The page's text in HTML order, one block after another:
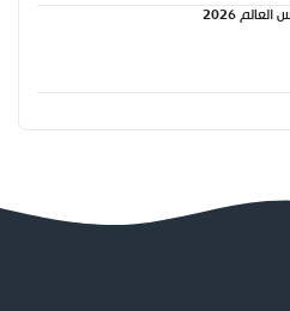
موعد مباراة فرنسا والسنغال في كأس العالم 2026